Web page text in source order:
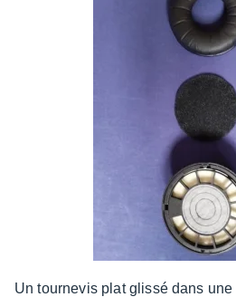
Un tour­ne­vis plat glissé dans